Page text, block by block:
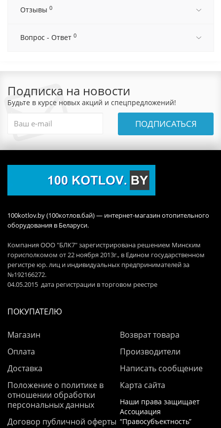
Отзывы 0
Вопрос - Ответ 0
Подписка на новости
Будьте в курсе новых акций и спецпредложений!
ПОДПИСАТЬСЯ
100kotlov.by (100котлов.бай) — интернет-магазин отопительного
оборудования в Беларуси.
Компания ООО "БЛК7" зарегистрирована решением Минским
горисполкомом от 22 ноября 2013г., в Едином государственном
регистре юр. лиц и индивидуальных предпринимателей за
№192166272.
04.05.2015 дата регистрации в торговом реестре
ПОКУПАТЕЛЮ
Магазин
Оплата
Доставка
Положение о политике в
отношении обработки
персональных данных
Договор публичной оферты
Возврат товара
Производители
Написать сообщение
Карта сайта
Наши права защищает
Ассоциация
“Правосубъектность”